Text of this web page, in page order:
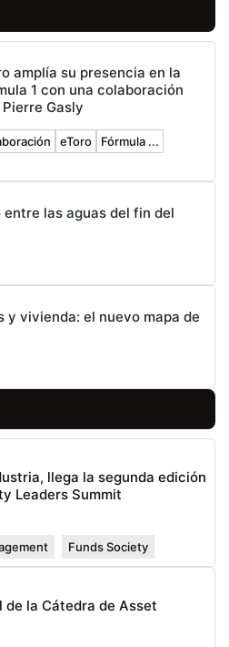
amplía su presencia en la
1 con una colaboración
Gasly
eToro Fórmula ...
las aguas del fin del
y vivienda: el nuevo mapa de
llega la segunda edición
Leaders Summit
Funds Society
de la Cátedra de Asset